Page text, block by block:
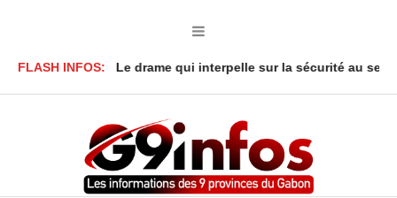
FLASH INFOS:
Lambaréné : Le drame qui interpelle sur la sécurité au sein des